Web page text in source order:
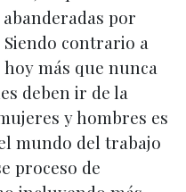
por
contrario a
más que nunca
deben ir de la
y hombres es
mundo del trabajo
proceso de